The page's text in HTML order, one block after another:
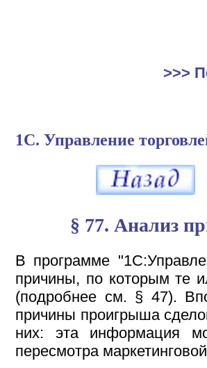
>>>
1С. Управление
§ 77. Анализ
В программе
причины, по которым те
(подробнее см. § 47).
причины проигрыша
них: эта информация
пересмотра